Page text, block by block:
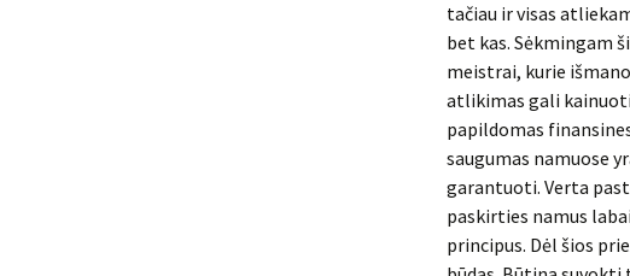
tačiau ir visas
bet kas. Sėkmingam
meistrai, kurie
atlikimas gali
papildomas
saugumas namuose
garantuoti. Verta
paskirties namus
principus. Dėl šios